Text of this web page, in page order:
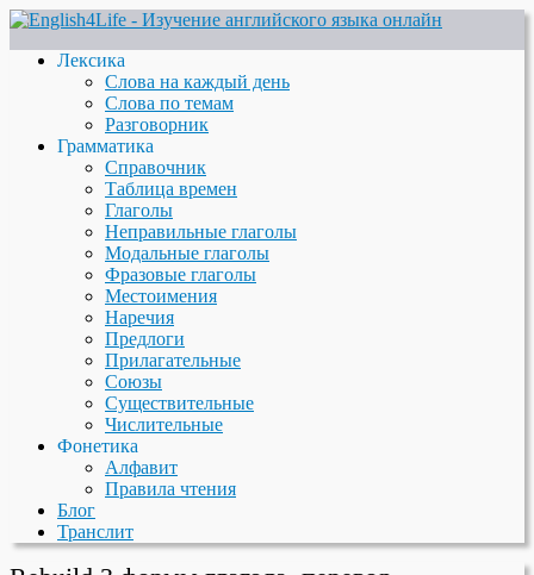
Лексика
Слова на каждый день
Слова по темам
Разговорник
Грамматика
Справочник
Таблица времен
Глаголы
Неправильные глаголы
Модальные глаголы
Фразовые глаголы
Местоимения
Наречия
Предлоги
Прилагательные
Союзы
Существительные
Числительные
Фонетика
Алфавит
Правила чтения
Блог
Транслит